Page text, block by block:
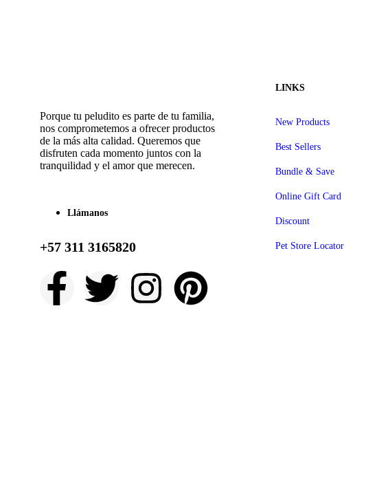
Porque tu peludito es parte de tu familia,
nos comprometemos a ofrecer productos
de la más alta calidad. Queremos que
disfruten cada momento juntos con la
tranquilidad y el amor que merecen.
Llámanos
+57 311 3165820
LINKS
New Products
Best Sellers
Bundle & Save
Online Gift Card
Discount
Pet Store Locator